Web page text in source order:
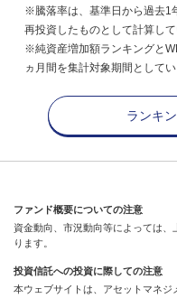
※騰落率は、基準日から過去1
再投資したものとして計算して
※純資産増加額ランキングと
ヵ月間を集計対象期間としてい
ランキ
ファンド概要についての注意
資金動向、市況動向等によっては
ります。
投資信託への投資に際しての注意
本ウェブサイトは、アセットマネ